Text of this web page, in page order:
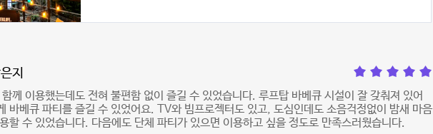
지
께 이용했는데도 전혀 불편함 없이 즐길 수 있었습니다. 루프탑 바베큐 시설이 잘 갖춰져 있어
바베큐 파티를 즐길 수 있었어요. TV와 빔프로젝터도 있고, 도심인데도 소음걱정없이 밤새 마음
할 수 있었습니다. 다음에도 단체 파티가 있으면 이용하고 싶을 정도로 만족스러웠습니다.